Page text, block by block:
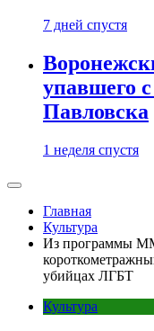
7 дней спустя
упавшего
Павловска
1 неделя спустя
Главная
Культура
Из программы
убийцах ЛГБТ
Культура